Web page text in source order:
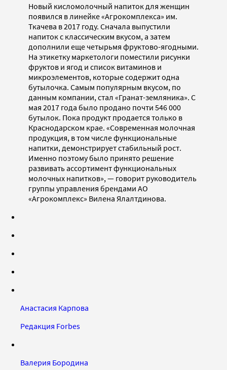
Новый кисломолочный напиток для женщин
появился в линейке «Агрокомплекса» им.
Ткачева в 2017 году. Сначала выпустили
напиток с классическим вкусом, а затем
дополнили еще четырьмя фруктово-ягодными.
На этикетку маркетологи поместили рисунки
фруктов и ягод и список витаминов и
микроэлементов, которые содержит одна
бутылочка. Самым популярным вкусом, по
данным компании, стал «Гранат-земляника». С
мая 2017 года было продано почти 546 000
бутылок. Пока продукт продается только в
Краснодарском крае. «Современная молочная
продукция, в том числе функциональные
напитки, демонстрирует стабильный рост.
Именно поэтому было принято решение
развивать ассортимент функциональных
молочных напитков», — говорит руководитель
группы управления брендами АО
«Агрокомплекс» Вилена Ялалтдинова.
Анастасия Карпова
Редакция Forbes
Валерия Бородина